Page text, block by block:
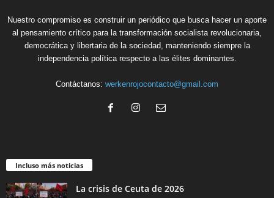
Nuestro compromiso es construir un periódico que busca hacer un aporte
al pensamiento crítico para la transformación socialista revolucionaria,
democrática y libertaria de la sociedad, manteniendo siempre la
independencia política respecto a las élites dominantes.
Contáctanos: werkenrojocontacto@gmail.com
Incluso más noticias
La crisis de Ceuta de 2026